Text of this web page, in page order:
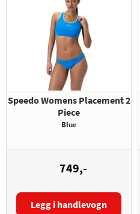
Speedo Womens Placement 2
Piece
Blue
749,-
Størrelse:
Legg i handlevogn